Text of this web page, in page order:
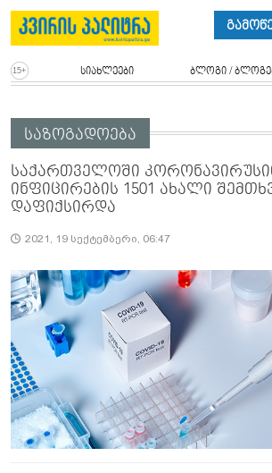
სიახლეები ბლოგი /
საზოგადოება
საქართველოში
ინფიცირების 1501 ახალი
დაფიქსირდა
2021, 19 სექტემბერი, 06:47